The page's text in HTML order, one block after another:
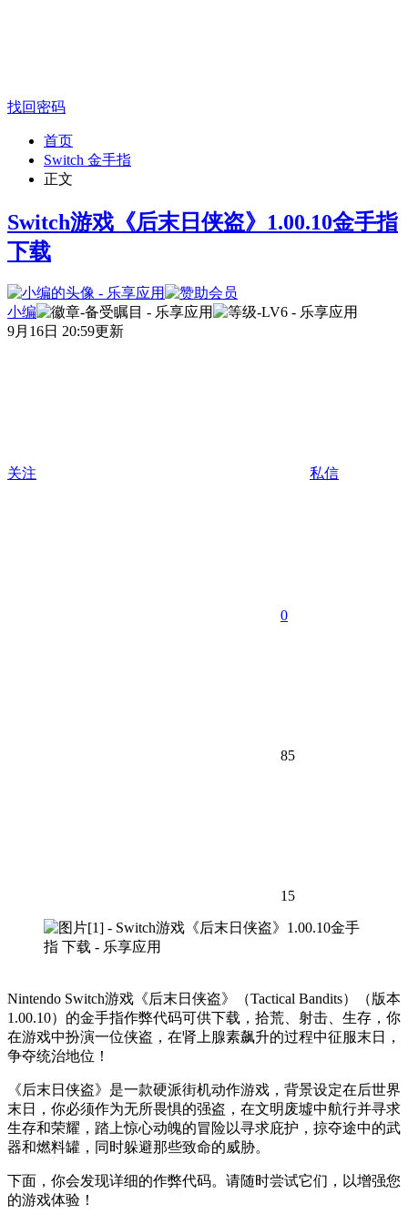
找回密码
首页
Switch 金手指
正文
Switch游戏《后末日侠盗》1.00.10金手指
下载
小编
9月16日 20:59更新
关注 私信
0
85
15
Nintendo Switch游戏《后末日侠盗》（Tactical Bandits）（版本
1.00.10）的金手指作弊代码可供下载，拾荒、射击、生存，你
在游戏中扮演一位侠盗，在肾上腺素飙升的过程中征服末日，
争夺统治地位！
《后末日侠盗》是一款硬派街机动作游戏，背景设定在后世界
末日，你必须作为无所畏惧的强盗，在文明废墟中航行并寻求
生存和荣耀，踏上惊心动魄的冒险以寻求庇护，掠夺途中的武
器和燃料罐，同时躲避那些致命的威胁。
下面，你会发现详细的作弊代码。请随时尝试它们，以增强您
的游戏体验！